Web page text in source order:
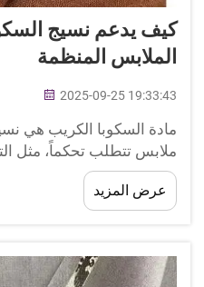
كيف يدعم نسيج
الملابس المنظمة
2025-09-25 19:33:43
مادة السكوبا الكريب هي
ملابس تتطلب تحكماً، مثل
بخواص تمدد طبيعية. وهي
ومع ذلك فهي قوية بما يكفي
عرض المزيد